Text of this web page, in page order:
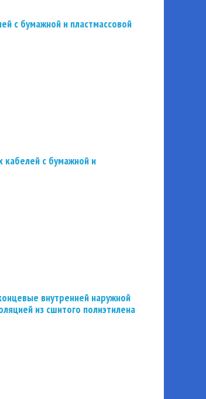
с бумажной и пластмассовой
с бумажной и
внутренней наружной
из сшитого полиэтилена